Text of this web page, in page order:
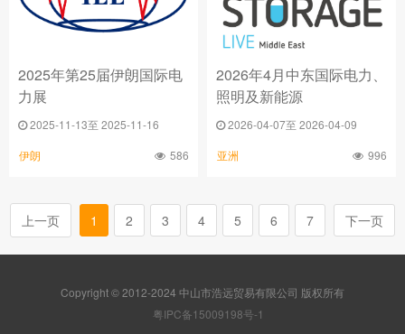
2025年第25届伊朗国际电
力展
2025-11-13至 2025-11-16
伊朗 586
2026年4月中东国际电力、
照明及新能源
2026-04-07至 2026-04-09
亚洲 996
上一页 1 2 3 4 5 6 7 下一页
Copyright © 2012-2024 中山市浩远贸易有限公司 版权所有
粤IPC备15009198号-1